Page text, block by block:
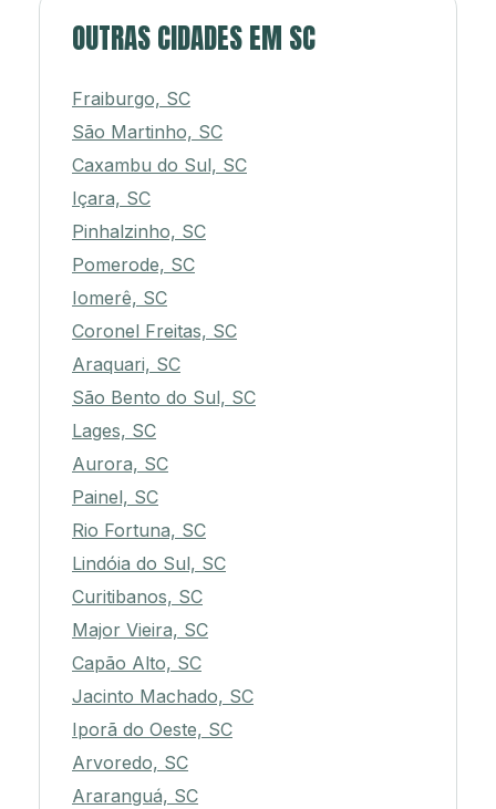
OUTRAS CIDADES EM SC
Fraiburgo, SC
São Martinho, SC
Caxambu do Sul, SC
Içara, SC
Pinhalzinho, SC
Pomerode, SC
Iomerê, SC
Coronel Freitas, SC
Araquari, SC
São Bento do Sul, SC
Lages, SC
Aurora, SC
Painel, SC
Rio Fortuna, SC
Lindóia do Sul, SC
Curitibanos, SC
Major Vieira, SC
Capão Alto, SC
Jacinto Machado, SC
Iporã do Oeste, SC
Arvoredo, SC
Araranguá, SC